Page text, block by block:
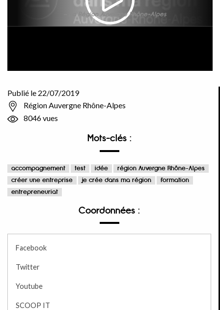
La Région Auvergne Rhône-Alpes
Publié le 22/07/2019
Région Auvergne Rhône-Alpes
8046 vues
Mots-clés :
accompagnement test idée
région Auvergne Rhône-Alpes
créer une entreprise
je crée dans ma région
formation
entrepreneuriat
Coordonnées :
Facebook
Twitter
Youtube
SCOOP IT